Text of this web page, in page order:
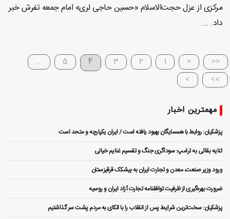
مرکزی از عزل حجت‌الاسلام «حسین حاجی لری» امام جمعه تفرش خبر
داد. ...
<<
<
1
2
3
4
5
...
>
>>
مهمترین اخبار
پزشکیان: روابط با همسایگان بهبود یافته است / ایران یکپارچه و متحد است
کنایه بقائی به ترامپ: سوداگری جنگ و تقسیم غنایم خیالی
ورود وزیر صنعت، معدن و تجارت ایران به بیشکک قرقیزستان
ضرورت بهره‌گیری از ظرفیت توافقنامه تجارت آزاد ایران و روسیه
پزشکیان: سخت‌ترین شرایط پس از انقلاب را با اتکای به مردم پشت سر گذاشتیم